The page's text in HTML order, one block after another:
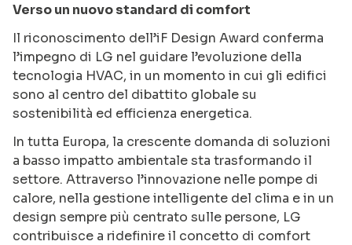
Verso un nuovo standard di comfort
Il riconoscimento dell’iF Design Award conferma
l’impegno di LG nel guidare l’evoluzione della
tecnologia HVAC, in un momento in cui gli edifici
sono al centro del dibattito globale su
sostenibilità ed efficienza energetica.
In tutta Europa, la crescente domanda di soluzioni
a basso impatto ambientale sta trasformando il
settore. Attraverso l’innovazione nelle pompe di
calore, nella gestione intelligente del clima e in un
design sempre più centrato sulle persone, LG
contribuisce a ridefinire il concetto di comfort